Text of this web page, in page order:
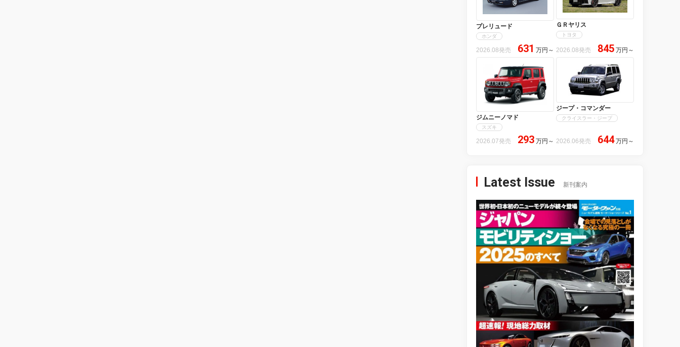
プレリュード
ホンダ
2026.08発売 631 万円 ～
ＧＲヤリス
トヨタ
2026.08発売 845 万円 ～
ジムニーノマド
スズキ
2026.07発売 293 万円 ～
ジープ・コマンダー
クライスラー・ジープ
2026.06発売 644万円 ～
Latest Issue 新刊案内